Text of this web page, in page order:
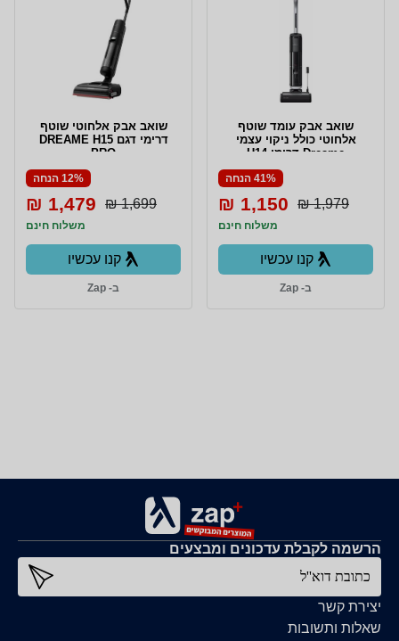
שואב אבק עומד שוטף
אלחוטי כולל ניקוי עצמי
Dreame דרימי H14
41% הנחה
1,979 ₪
1,150 ₪
משלוח חינם
קנו עכשיו
ב- Zap
שואב אבק אלחוטי שוטף
דרימי דגם DREAME H15
PRO
12% הנחה
1,699 ₪
1,479 ₪
משלוח חינם
קנו עכשיו
ב- Zap
יצירת קשר
שאלות ותשובות
הרשמה לקבלת עדכונים ומבצעים
כתובת דוא''ל